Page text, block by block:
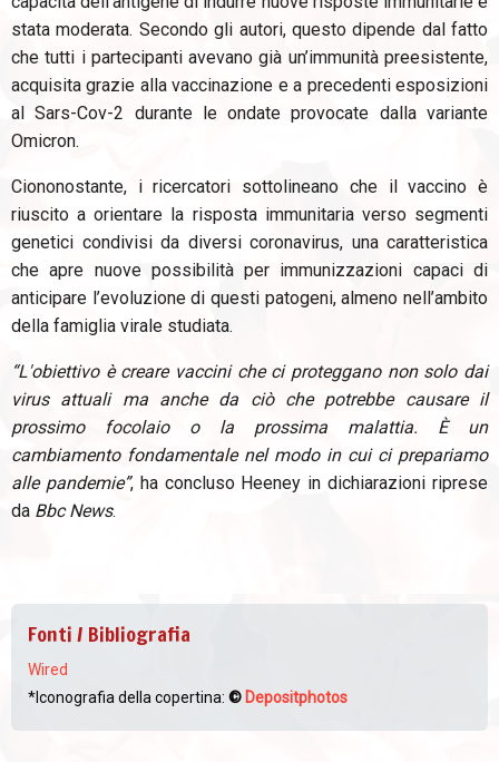
stata moderata. Secondo gli autori, questo dipende dal fatto
che tutti i partecipanti avevano già un’immunità preesistente,
acquisita grazie alla vaccinazione e a precedenti esposizioni
al Sars-Cov-2 durante le ondate provocate dalla variante
Omicron.
Ciononostante, i ricercatori sottolineano che il vaccino è
riuscito a orientare la risposta immunitaria verso segmenti
genetici condivisi da diversi coronavirus, una caratteristica
che apre nuove possibilità per immunizzazioni capaci di
anticipare l’evoluzione di questi patogeni, almeno nell’ambito
della famiglia virale studiata.
“L'obiettivo è creare vaccini che ci proteggano non solo dai
virus attuali ma anche da ciò che potrebbe causare il
prossimo focolaio o la prossima malattia. È un
cambiamento fondamentale nel modo in cui ci prepariamo
alle pandemie”, ha concluso Heeney in dichiarazioni riprese
da Bbc News.
Fonti / Bibliografia
Wired
*Iconografia della copertina: © Depositphotos